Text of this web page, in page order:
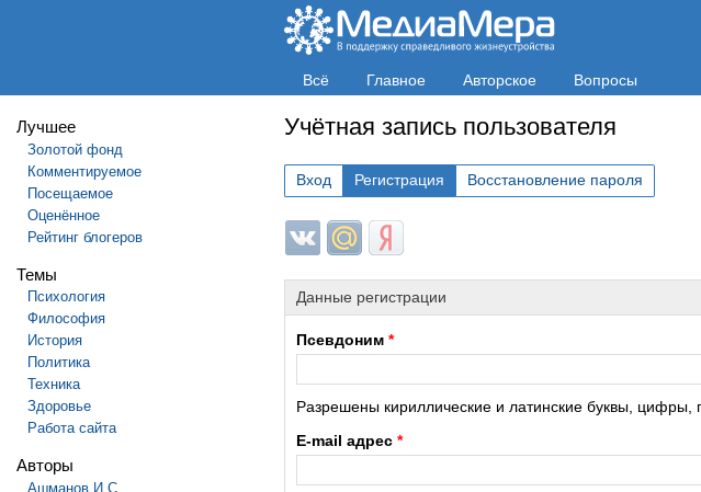
Всё Главное Авторское Вопросы
Лучшее
Золотой фонд
Комментируемое
Посещаемое
Оценённое
Рейтинг блогеров
Темы
Психология
Философия
История
Политика
Техника
Здоровье
Работа сайта
Авторы
Ашманов И.С.
Учётная запись пользователя
Вход Регистрация Восстановление пароля
Login with ВКонтакте
Login with Mail.ru
Login with Яндекс
Данные регистрации
Псевдоним *
Разрешены кириллические и латинские буквы, цифры,
E-mail адрес *